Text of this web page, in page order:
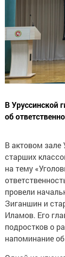
В Уруссинской
об
В актовом зале
старших
на тему
провели
Зиганшин и
Иламов. Его
подростков о
напоминание